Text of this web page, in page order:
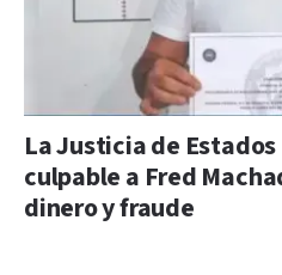
La Justicia de
culpable a Fred
dinero y fraude